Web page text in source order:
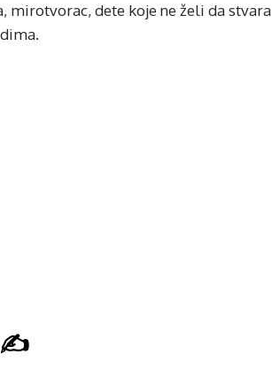
mirotvorac, dete koje ne želi da stvara
✍️